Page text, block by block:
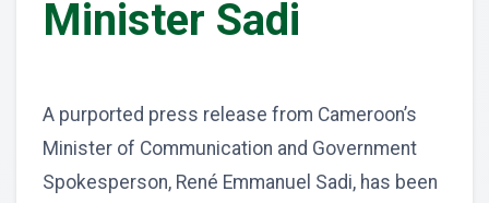
Minister Sadi
A purported press release from Cameroon’s
Minister of Communication and Government
Spokesperson, René Emmanuel Sadi, has been